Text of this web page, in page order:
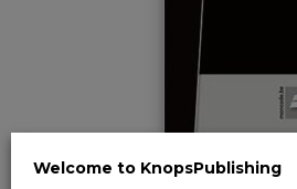
Code Civil 2018
Welcome to KnopsPublishing